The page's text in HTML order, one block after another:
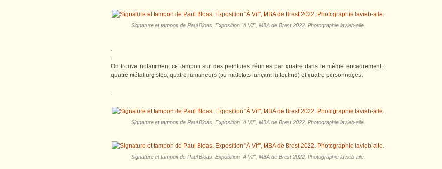
Signature et tampon de Paul Bloas. Exposition "À Vif", MBA de Brest 2022. Photographie lavieb-aile.
.
.
On trouve notamment ce tampon sur des peintures réunies par quatre dans le même encadrement :
quatre métallurgistes, quatre lamaneurs (ou matelots lançant la touline) et quatre personnages.
.
Signature et tampon de Paul Bloas. Exposition "À Vif", MBA de Brest 2022. Photographie lavieb-aile.
Signature et tampon de Paul Bloas. Exposition "À Vif", MBA de Brest 2022. Photographie lavieb-aile.